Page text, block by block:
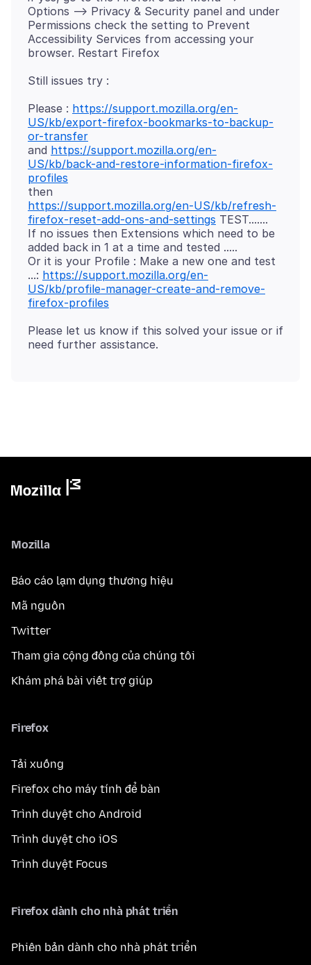
Options --> Privacy & Security panel and under
Permissions check the setting to Prevent
Accessibility Services from accessing your
Please : https://support.mozilla.org/en-
US/kb/export-firefox-bookmarks-to-backup-
or-transfer
and https://support.mozilla.org/en-
US/kb/back-and-restore-information-firefox-
profiles
https://support.mozilla.org/en-US/kb/refresh-
firefox-reset-add-ons-and-settings TEST.......
If no issues then Extensions which need to be
added back in 1 at a time and tested .....
Or it is your Profile : Make a new one and test
...: https://support.mozilla.org/en-
US/kb/profile-manager-create-and-remove-
firefox-profiles
Please let us know if this solved your issue or if
Mozilla
Báo cáo lạm dụng thương hiệu
Mã nguồn
Twitter
Tham gia cộng đồng của chúng tôi
Khám phá bài viết trợ giúp
Firefox
Tải xuống
Firefox cho máy tính để bàn
Trình duyệt cho Android
Trình duyệt cho iOS
Trình duyệt Focus
Firefox dành cho nhà phát triển
Phiên bản dành cho nhà phát triển